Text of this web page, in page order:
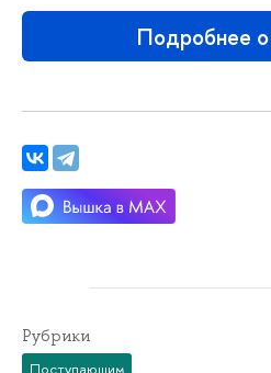
Подробнее
Рубрики
Поступающим